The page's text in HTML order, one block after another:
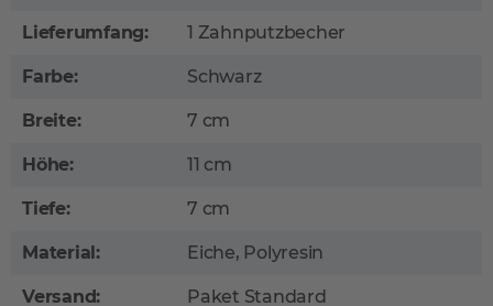
Lieferumfang: 1 Zahnputzbecher
Farbe: Schwarz
Breite: 7 cm
Höhe: 11 cm
Tiefe: 7 cm
Material: Eiche, Polyresin
Versand: Paket Standard